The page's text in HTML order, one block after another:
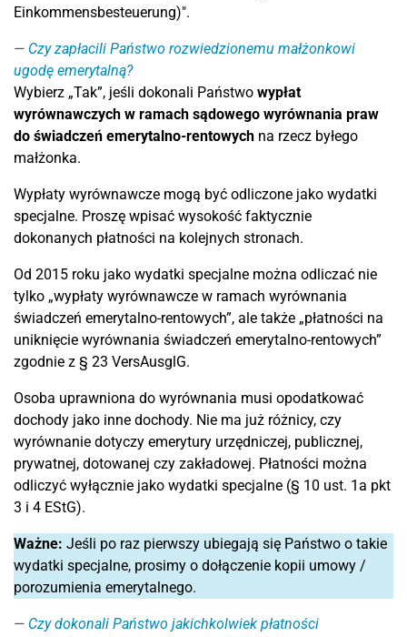
Einkommensbesteuerung)".
Czy zapłacili Państwo rozwiedzionemu małżonkowi
ugodę emerytalną?
Wybierz „Tak”, jeśli dokonali Państwo wypłat
wyrównawczych w ramach sądowego wyrównania praw
do świadczeń emerytalno-rentowych na rzecz byłego
małżonka.
Wypłaty wyrównawcze mogą być odliczone jako wydatki
specjalne. Proszę wpisać wysokość faktycznie
dokonanych płatności na kolejnych stronach.
Od 2015 roku jako wydatki specjalne można odliczać nie
tylko „wypłaty wyrównawcze w ramach wyrównania
świadczeń emerytalno-rentowych”, ale także „płatności na
uniknięcie wyrównania świadczeń emerytalno-rentowych”
zgodnie z § 23 VersAusglG.
Osoba uprawniona do wyrównania musi opodatkować
dochody jako inne dochody. Nie ma już różnicy, czy
wyrównanie dotyczy emerytury urzędniczej, publicznej,
prywatnej, dotowanej czy zakładowej. Płatności można
odliczyć wyłącznie jako wydatki specjalne (§ 10 ust. 1a pkt
3 i 4 EStG).
Ważne: Jeśli po raz pierwszy ubiegają się Państwo o takie
wydatki specjalne, prosimy o dołączenie kopii umowy /
porozumienia emerytalnego.
Czy dokonali Państwo jakichkolwiek płatności